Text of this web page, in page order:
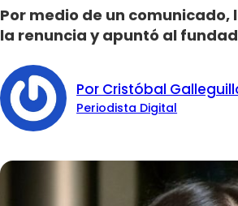
Por medio de un
la renuncia y apuntó al
Por Cristóbal
Periodista Digital